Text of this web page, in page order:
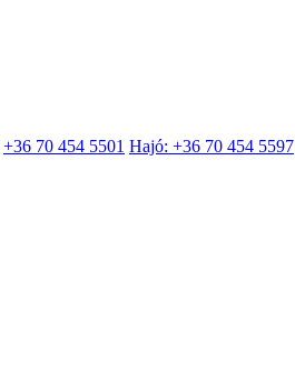
+36 70 454 5501 Hajó: +36 70 454 5597